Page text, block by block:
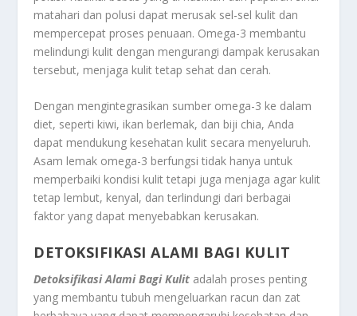
matahari dan polusi dapat merusak sel-sel kulit dan
mempercepat proses penuaan. Omega-3 membantu
melindungi kulit dengan mengurangi dampak kerusakan
tersebut, menjaga kulit tetap sehat dan cerah.
Dengan mengintegrasikan sumber omega-3 ke dalam
diet, seperti kiwi, ikan berlemak, dan biji chia, Anda
dapat mendukung kesehatan kulit secara menyeluruh.
Asam lemak omega-3 berfungsi tidak hanya untuk
memperbaiki kondisi kulit tetapi juga menjaga agar kulit
tetap lembut, kenyal, dan terlindungi dari berbagai
faktor yang dapat menyebabkan kerusakan.
DETOKSIFIKASI ALAMI BAGI KULIT
Detoksifikasi Alami Bagi Kulit adalah proses penting
yang membantu tubuh mengeluarkan racun dan zat